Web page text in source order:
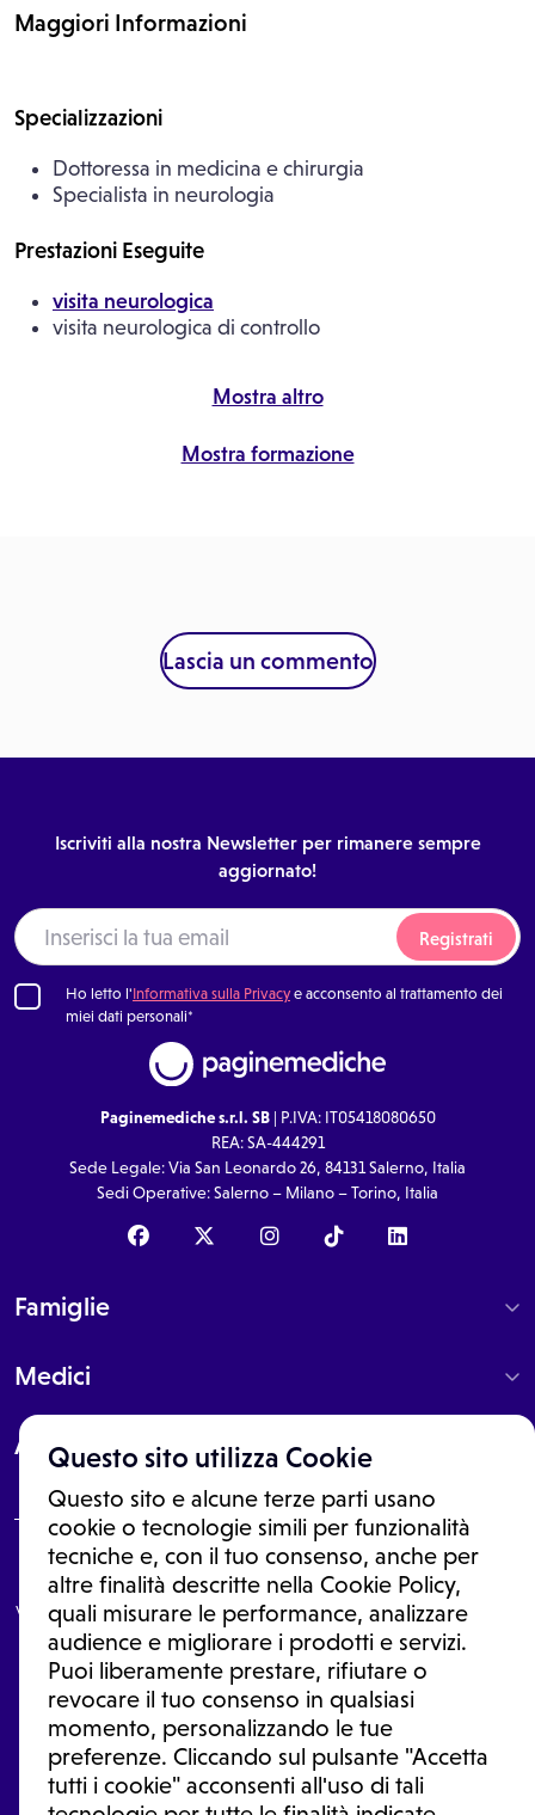
Questo sito utilizza Cookie
Questo sito e alcune terze parti usano
cookie o tecnologie simili per funzionalità
tecniche e, con il tuo consenso, anche per
altre finalità descritte nella Cookie Policy,
quali misurare le performance, analizzare
audience e migliorare i prodotti e servizi.
Puoi liberamente prestare, rifiutare o
revocare il tuo consenso in qualsiasi
momento, personalizzando le tue
preferenze. Cliccando sul pulsante "Accetta
tutti i cookie" acconsenti all'uso di tali
Maggiori Informazioni
Specializzazioni
Dottoressa in medicina e chirurgia
Specialista in neurologia
Prestazioni Eseguite
visita neurologica
visita neurologica di controllo
Mostra altro
Mostra formazione
Lascia un commento
Iscriviti alla nostra Newsletter per rimanere sempre
aggiornato!
Registrati
Ho letto l'Informativa sulla Privacye acconsento al trattamento dei
miei dati personali*
Paginemediche s.r.l. SB| P.IVA: IT05418080650
REA: SA-444291
Sede Legale: Via San Leonardo 26, 84131 Salerno, Italia
Sedi Operative: Salerno – Milano – Torino, Italia
Famiglie
Medici
About
Le informazioni proposte in questo sito non sono un consulto medico.
In nessun caso, queste informazioni sostituiscono un consulto, una
visita o una diagnosi formulata dal medico. Non si devono considerare
le informazioni disponibili come suggerimenti per la formulazione di
una diagnosi, la determinazione di un trattamento o l'assunzione o
sospensione di un farmaco senza prima consultare un medico di
medicina generale o uno specialista.
Condizioni di utilizzo|Privacy Policy |Gestione Cookie
Ⓒ 2026 | Tutti i diritti riservati.